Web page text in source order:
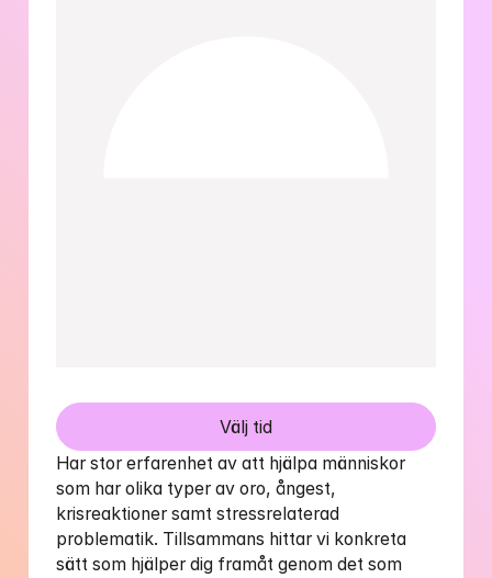
Välj tid
Har stor erfarenhet av att hjälpa människor
som har olika typer av oro, ångest,
krisreaktioner samt stressrelaterad
problematik. Tillsammans hittar vi konkreta
sätt som hjälper dig framåt genom det som